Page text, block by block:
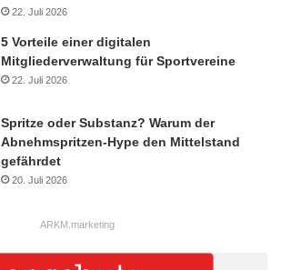
22. Juli 2026
5 Vorteile einer digitalen
Mitgliederverwaltung für Sportvereine
22. Juli 2026
Spritze oder Substanz? Warum der
Abnehmspritzen-Hype den Mittelstand
gefährdet
20. Juli 2026
ARKM.marketing